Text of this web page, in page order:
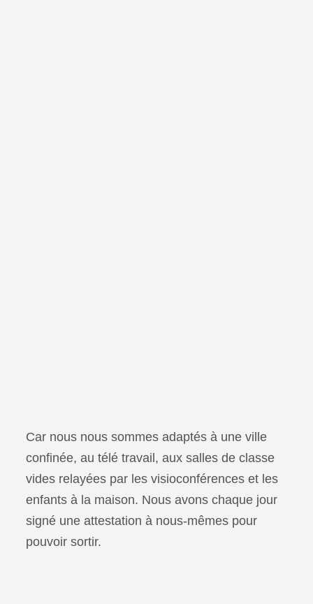
Car nous nous sommes adaptés à une ville
confinée, au télé travail, aux salles de classe
vides relayées par les visioconférences et les
enfants à la maison. Nous avons chaque jour
signé une attestation à nous-mêmes pour
pouvoir sortir.